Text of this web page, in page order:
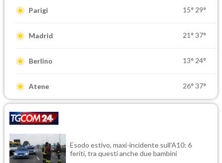
Parigi 15° 29°
Madrid 21° 37°
Berlino 13° 24°
Atene 26° 37°
Esodo estivo, maxi-incidente sull'A10: 6
feriti, tra questi anche due bambini